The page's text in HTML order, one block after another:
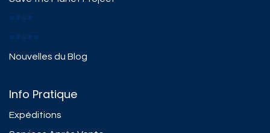
####
#####
Nouvelles du Blog
Info Pratique
Expéditions